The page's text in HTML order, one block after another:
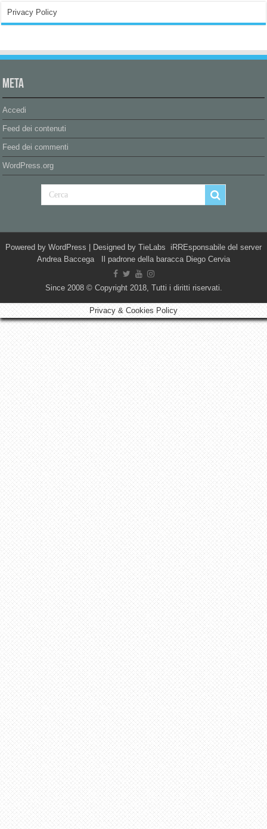
Privacy Policy
Meta
Accedi
Feed dei contenuti
Feed dei commenti
WordPress.org
Powered by WordPress | Designed by TieLabs iRREsponsabile del server
Andrea Baccega Il padrone della baracca Diego Cervia
Since 2008 © Copyright 2018, Tutti i diritti riservati.
Privacy & Cookies Policy